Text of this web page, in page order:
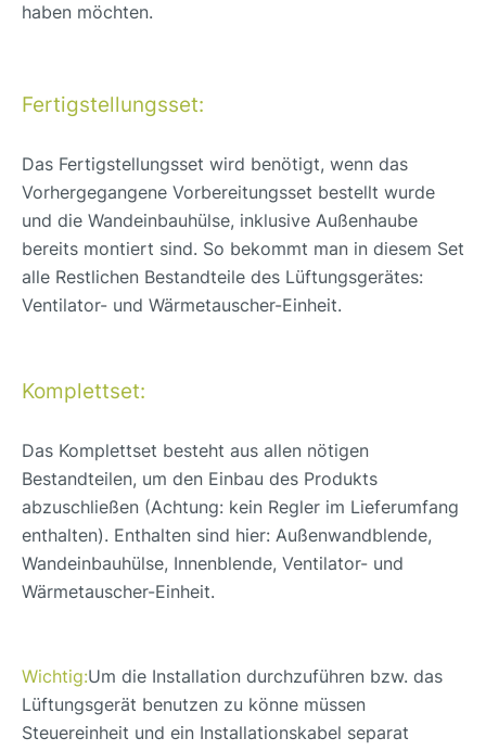
haben möchten.
Fertigstellungsset:
Das Fertigstellungsset wird benötigt, wenn das
Vorhergegangene Vorbereitungsset bestellt wurde
und die Wandeinbauhülse, inklusive Außenhaube
bereits montiert sind. So bekommt man in diesem Set
alle Restlichen Bestandteile des Lüftungsgerätes:
Ventilator- und Wärmetauscher-Einheit.
Komplettset:
Das Komplettset besteht aus allen nötigen
Bestandteilen, um den Einbau des Produkts
abzuschließen (Achtung: kein Regler im Lieferumfang
enthalten). Enthalten sind hier: Außenwandblende,
Wandeinbauhülse, Innenblende, Ventilator- und
Wärmetauscher-Einheit.
Wichtig:Um die Installation durchzuführen bzw. das
Lüftungsgerät benutzen zu könne müssen
Steuereinheit und ein Installationskabel separat